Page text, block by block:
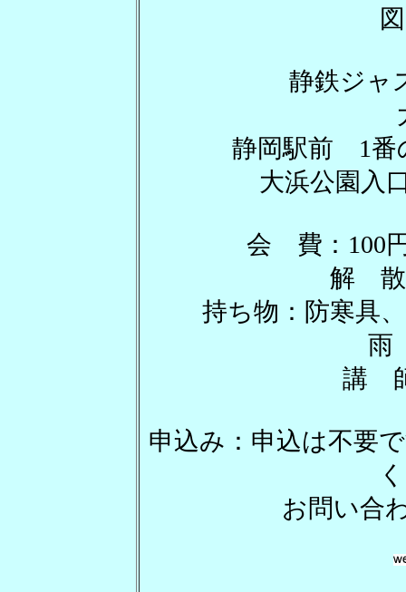
静鉄ジャ
静岡駅前 1番
大浜公園
会 費：100
解 散
持ち物：防寒具
雨
講
申込み：申込は不要
お問い合